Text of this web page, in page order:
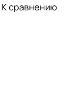
К сравнению